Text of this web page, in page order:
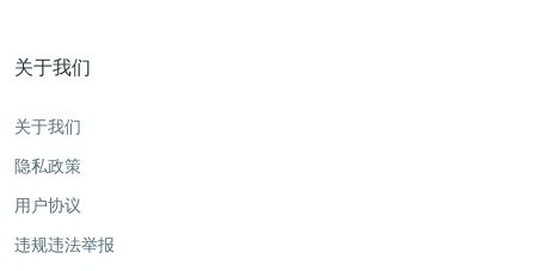
关于我们
关于我们
隐私政策
用户协议
违规违法举报